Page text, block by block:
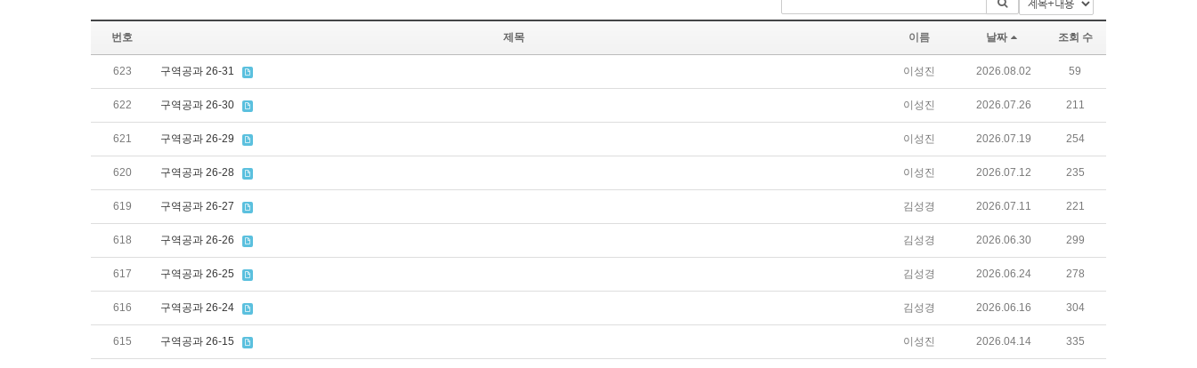
번호 제목 이름 날짜 조회 수
623 구역공과 26-31 이성진 2026.08.02 59
622 구역공과 26-30 이성진 2026.07.26 211
621 구역공과 26-29 이성진 2026.07.19 254
620 구역공과 26-28 이성진 2026.07.12 235
619 구역공과 26-27 김성경 2026.07.11 221
618 구역공과 26-26 김성경 2026.06.30 299
617 구역공과 26-25 김성경 2026.06.24 278
616 구역공과 26-24 김성경 2026.06.16 304
615 구역공과 26-15 이성진 2026.04.14 335